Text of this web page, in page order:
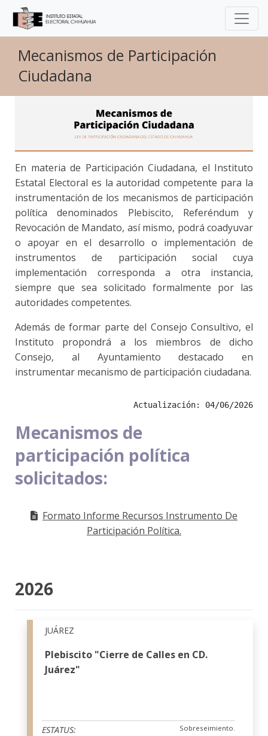
Mecanismos de Participación
Ciudadana
En materia de Participación Ciudadana, el Instituto
Estatal Electoral es la autoridad competente para la
instrumentación de los mecanismos de participación
política denominados Plebiscito, Referéndum y
Revocación de Mandato, así mismo, podrá coadyuvar
o apoyar en el desarrollo o implementación de
instrumentos de participación social cuya
implementación corresponda a otra instancia,
siempre que sea solicitado formalmente por las
autoridades competentes.
Además de formar parte del Consejo Consultivo, el
Instituto propondrá a los miembros de dicho
Consejo, al Ayuntamiento destacado en
instrumentar mecanismo de participación ciudadana.
Actualización: 04/06/2026
Mecanismos de
participación política
solicitados:
Formato Informe Recursos Instrumento De
Participación Política.
2026
JUÁREZ
Plebiscito "Cierre de Calles en CD.
Juárez"
ESTATUS: Sobreseimiento.